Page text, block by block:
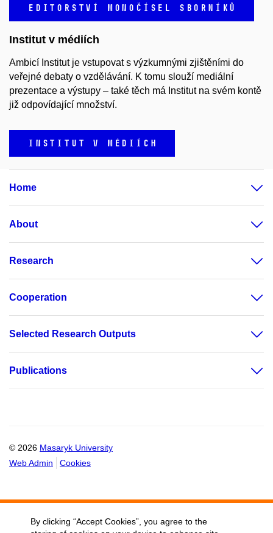
EDITORSTVÍ MONOČÍSEL SBORNÍKŮ
Institut v médiích
Ambicí Institut je vstupovat s výzkumnými zjištěními do
veřejné debaty o vzdělávání. K tomu slouží mediální
prezentace a výstupy – také těch má Institut na svém kontě
již odpovídající množství.
INSTITUT V MÉDIÍCH
Home
About
Research
Cooperation
Selected Research Outputs
Publications
© 2026 Masaryk University
Web Admin
Cookies
By clicking “Accept Cookies”, you agree to the